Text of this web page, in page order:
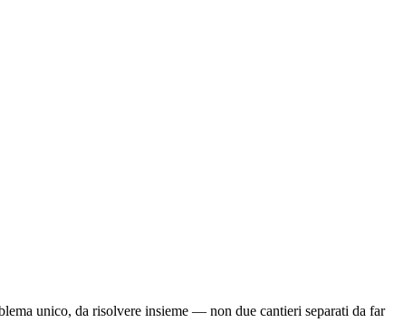
unico, da risolvere insieme — non due cantieri separati da far